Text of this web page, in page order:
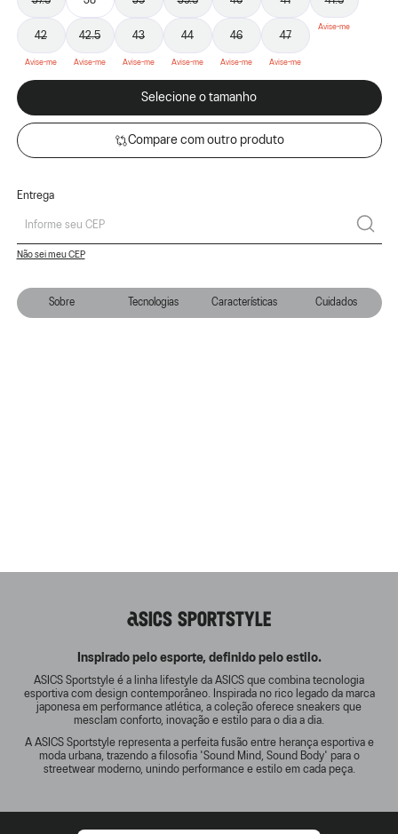
Sobre Tecnologias Características Cuidados
42 42.5 43 44 46 47
Selecione o tamanho
Compare com outro produto
Entrega
Não sei meu CEP
ASICS SPORTSTYLE
Inspirado pelo esporte, definido pelo estilo.
ASICS Sportstyle é a linha lifestyle da ASICS que combina tecnologia
esportiva com design contemporâneo. Inspirada no rico legado da marca
japonesa em performance atlética, a coleção oferece sneakers que
mesclam conforto, inovação e estilo para o dia a dia.
A ASICS Sportstyle representa a perfeita fusão entre herança esportiva e
moda urbana, trazendo a filosofia 'Sound Mind, Sound Body' para o
streetwear moderno, unindo performance e estilo em cada peça.